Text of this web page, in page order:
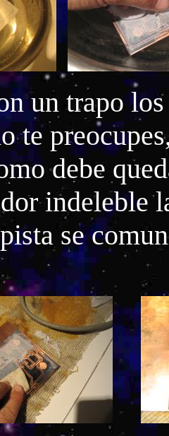
un trapo
te
debe
indeleble
se